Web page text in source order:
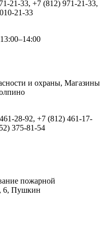
21-33, +7 (812) 971-21-33,
21-33
и охраны, Магазины
28-92, +7 (812) 461-17-
375-81-54
пожарной
6, Пушкин